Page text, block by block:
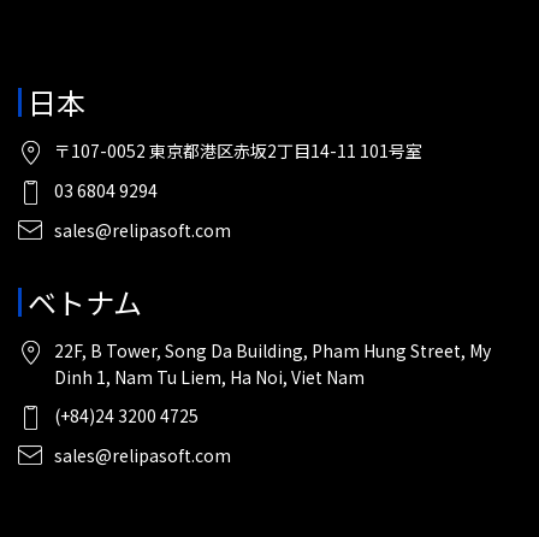
日本
〒107-0052 東京都港区赤坂2丁目14-11 101号室
03 6804 9294
sales@relipasoft.com
ベトナム
22F, B Tower, Song Da Building, Pham Hung Street, My
Dinh 1, Nam Tu Liem, Ha Noi, Viet Nam
(+84)24 3200 4725
sales@relipasoft.com